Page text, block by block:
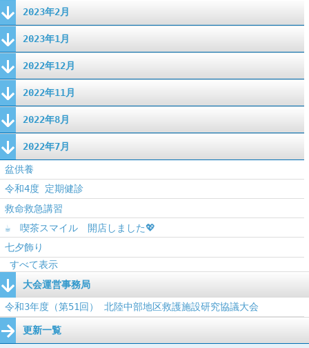
2023年2月
2023年1月
2022年12月
2022年11月
2022年8月
2022年7月
盆供養
令和4度 定期健診
救命救急講習
☕ 喫茶スマイル 開店しました💖
七夕飾り
すべて表示
大会運営事務局
令和3年度（第51回） 北陸中部地区救護施設研究協議大会
更新一覧